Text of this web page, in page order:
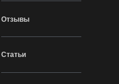
Отзывы
Статьи